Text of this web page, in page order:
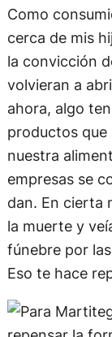
Como
cerca de mis
la convicción
volvieran a
ahora, algo
productos que
nuestra
empresas se
dan. En cierta
la muerte y
fúnebre por
Eso te hace